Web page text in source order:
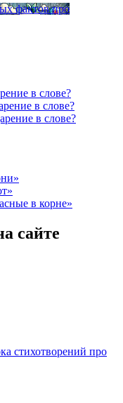
фактов про
в слове?
в слове?
в слове?
в корне»
сайте
стихотворений про